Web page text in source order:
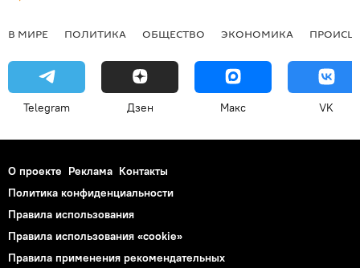
В МИРЕ ПОЛИТИКА ОБЩЕСТВО ЭКОНОМИКА
Telegram Дзен Макс VK
О проекте Реклама Контакты
Политика конфиденциальности
Правила использования
Правила использования «cookie»
Правила применения рекомендательных